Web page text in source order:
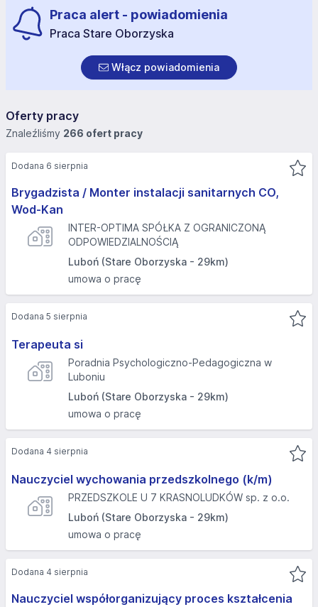
Praca alert - powiadomienia
Praca Stare Oborzyska
Włącz powiadomienia
Oferty pracy
Znaleźliśmy 266 ofert pracy
Brygadzista / Monter instalacji sanitarnych CO,
Wod-Kan
INTER-OPTIMA SPÓŁKA Z OGRANICZONĄ
ODPOWIEDZIALNOŚCIĄ
Luboń (Stare Oborzyska - 29km)
umowa o pracę
Dodana 6 sierpnia
Terapeuta si
Poradnia Psychologiczno-Pedagogiczna w
Luboniu
Luboń (Stare Oborzyska - 29km)
umowa o pracę
Dodana 5 sierpnia
Nauczyciel wychowania przedszkolnego (k/m)
PRZEDSZKOLE U 7 KRASNOLUDKÓW sp. z o.o.
Luboń (Stare Oborzyska - 29km)
umowa o pracę
Dodana 4 sierpnia
Nauczyciel współorganizujący proces kształcenia
Dodana 4 sierpnia